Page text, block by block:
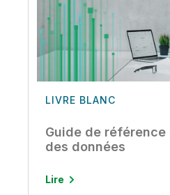
LIVRE BLANC
Guide de
des données
Lire